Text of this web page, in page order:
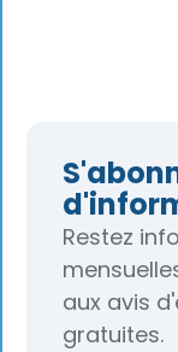
Restez
aux avis
gratuites.